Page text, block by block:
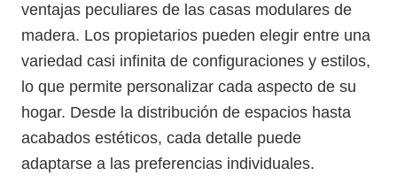
ventajas peculiares de las casas modulares de
madera. Los propietarios pueden elegir entre una
variedad casi infinita de configuraciones y estilos,
lo que permite personalizar cada aspecto de su
hogar. Desde la distribución de espacios hasta
acabados estéticos, cada detalle puede
adaptarse a las preferencias individuales.